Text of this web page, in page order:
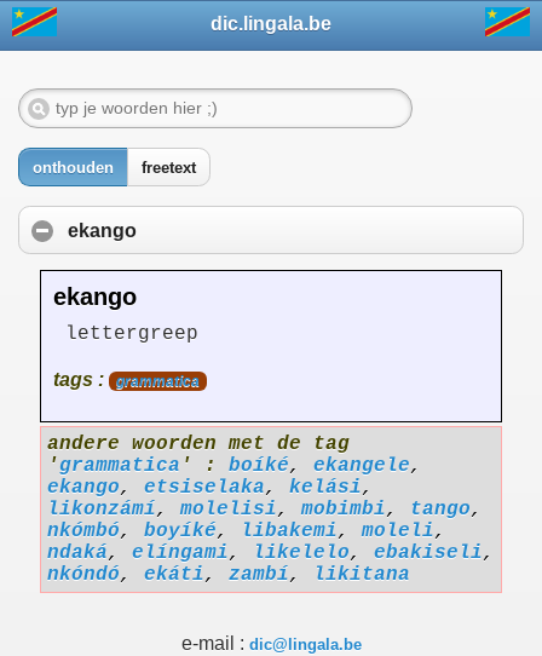
dic.lingala.be
onthouden freetext
ekango
ekango
lettergreep
tags : grammatica
andere woorden met de tag
'grammatica ' : boíké, ekangele,
ekango, etsiselaka, kelási,
likonzámí,molelisi,mobimbi, tango,
nkómbó, boyíké, libakemi,moleli,
ndaká, elíngami, likelelo, ebakiseli,
nkóndó, ekáti, zambí, likitana
e-mail : dic@lingala.be